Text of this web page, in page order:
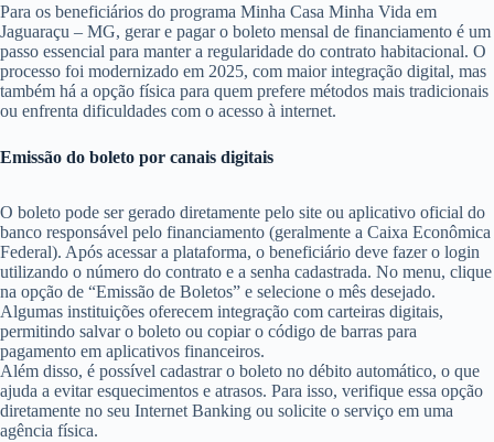
Para os beneficiários do programa Minha Casa Minha Vida em
Jaguaraçu – MG, gerar e pagar o boleto mensal de financiamento é um
passo essencial para manter a regularidade do contrato habitacional. O
processo foi modernizado em 2025, com maior integração digital, mas
também há a opção física para quem prefere métodos mais tradicionais
ou enfrenta dificuldades com o acesso à internet.
Emissão do boleto por canais digitais
O boleto pode ser gerado diretamente pelo site ou aplicativo oficial do
banco responsável pelo financiamento (geralmente a Caixa Econômica
Federal). Após acessar a plataforma, o beneficiário deve fazer o login
utilizando o número do contrato e a senha cadastrada. No menu, clique
na opção de “Emissão de Boletos” e selecione o mês desejado.
Algumas instituições oferecem integração com carteiras digitais,
permitindo salvar o boleto ou copiar o código de barras para
pagamento em aplicativos financeiros.
Além disso, é possível cadastrar o boleto no débito automático, o que
ajuda a evitar esquecimentos e atrasos. Para isso, verifique essa opção
diretamente no seu Internet Banking ou solicite o serviço em uma
agência física.